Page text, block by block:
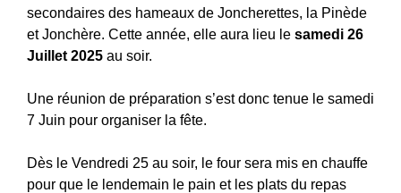
secondaires des hameaux de Joncherettes, la Pinède
et Jonchère. Cette année, elle aura lieu le samedi 26
Juillet 2025 au soir.
Une réunion de préparation s’est donc tenue le samedi
7 Juin pour organiser la fête.
Dès le Vendredi 25 au soir, le four sera mis en chauffe
pour que le lendemain le pain et les plats du repas